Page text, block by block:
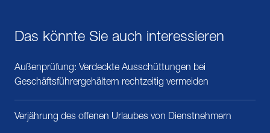
Das könnte Sie auch interessieren
Außenprüfung: Verdeckte Ausschüttungen bei
Geschäftsführergehältern rechtzeitig vermeiden
Verjährung des offenen Urlaubes von Dienstnehmern